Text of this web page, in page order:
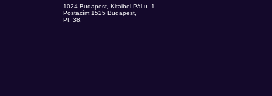
1024 Budapest, Kitaibel Pál u. 1.
Postacím:1525 Budapest,
Pf. 38.